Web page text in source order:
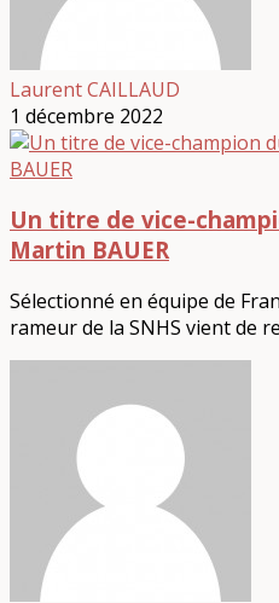
Laurent CAILLAUD
1 décembre 2022
Un titre de vice-
Martin BAUER
Sélectionné en équipe de
rameur de la SNHS vient de